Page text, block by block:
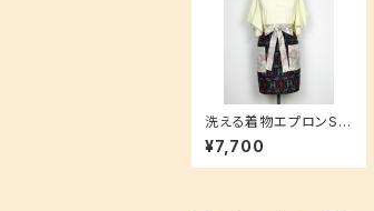
洗える着物エプロンSサ
イズ【急な来客にもお洒
落にすぐ対応★】贈り物
にも大人気！
¥7,700